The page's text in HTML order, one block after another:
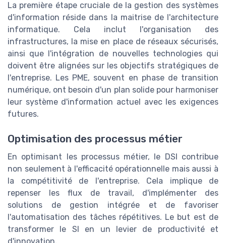
La première étape cruciale de la gestion des systèmes
d'information réside dans la maitrise de l'architecture
informatique. Cela inclut l'organisation des
infrastructures, la mise en place de réseaux sécurisés,
ainsi que l'intégration de nouvelles technologies qui
doivent être alignées sur les objectifs stratégiques de
l'entreprise. Les PME, souvent en phase de transition
numérique, ont besoin d'un plan solide pour harmoniser
leur système d'information actuel avec les exigences
futures.
Optimisation des processus métier
En optimisant les processus métier, le DSI contribue
non seulement à l'efficacité opérationnelle mais aussi à
la compétitivité de l'entreprise. Cela implique de
repenser les flux de travail, d'implémenter des
solutions de gestion intégrée et de favoriser
l'automatisation des tâches répétitives. Le but est de
transformer le SI en un levier de productivité et